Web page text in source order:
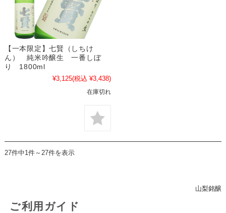
【一本限定】七賢（しちけ
ん） 純米吟醸生 一番しぼ
り 1800ml
¥3,125(税込 ¥3,438)
在庫切れ
27件中1件～27件を表示
山梨銘醸
ご利用ガイド